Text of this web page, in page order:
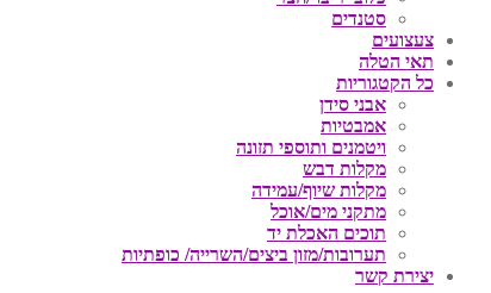
סטנדים
צעצועים
תאי הטלה
כל הקטגוריות
אבני סידן
אמבטיות
ויטמנים ותוספי תזונה
מקלות דבש
מקלות שיוף/עמידה
מתקני מים/אוכל
תוכים האכלת יד
תערובות/מזון ביצים/השרייה/ כופתיות
יצירת קשר